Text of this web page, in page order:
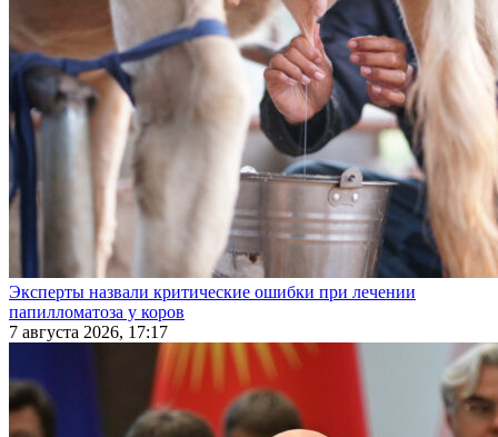
Эксперты назвали критические ошибки при лечении
папилломатоза у коров
7 августа 2026, 17:17